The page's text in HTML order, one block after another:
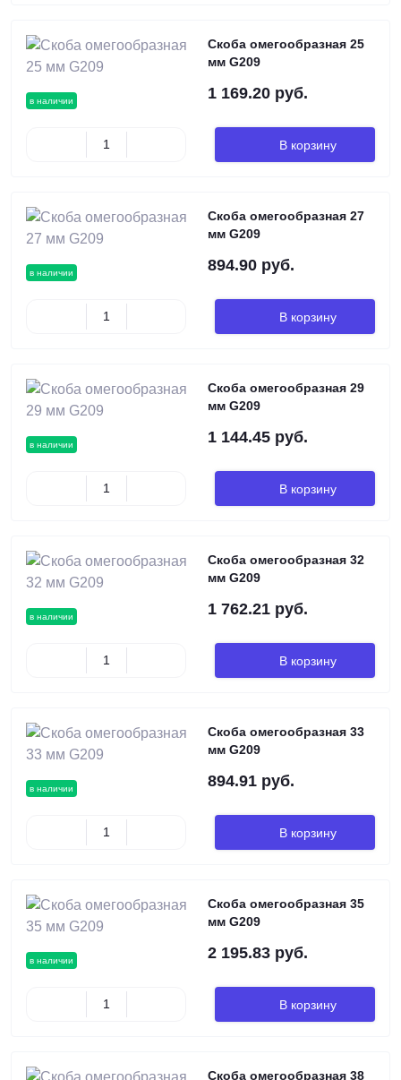
в наличии
Скоба омегообразная 25
мм G209
1 169.20 руб.
В корзину
в наличии
Скоба омегообразная 27
мм G209
894.90 руб.
В корзину
в наличии
Скоба омегообразная 29
мм G209
1 144.45 руб.
В корзину
в наличии
Скоба омегообразная 32
мм G209
1 762.21 руб.
В корзину
в наличии
Скоба омегообразная 33
мм G209
894.91 руб.
В корзину
в наличии
Скоба омегообразная 35
мм G209
2 195.83 руб.
В корзину
Скоба омегообразная 38